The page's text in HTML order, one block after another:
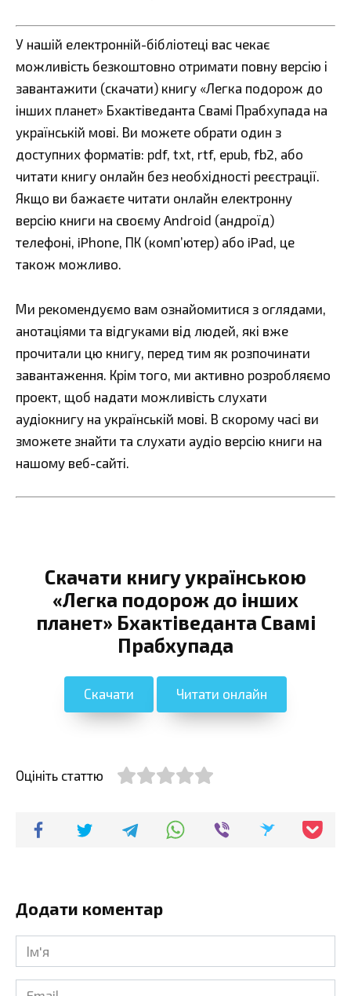
У нашій електронній-бібліотеці вас чекає
можливість безкоштовно отримати повну версію і
завантажити (скачати) книгу «Легка подорож до
інших планет» Бхактіведанта Свамі Прабхупада на
українській мові. Ви можете обрати один з
доступних форматів: pdf, txt, rtf, epub, fb2, або
читати книгу онлайн без необхідності реєстрації.
Якщо ви бажаєте читати онлайн електронну
версію книги на своєму Android (андроїд)
телефоні, iPhone, ПК (комп’ютер) або iPad, це
також можливо.
Ми рекомендуємо вам ознайомитися з оглядами,
анотаціями та відгуками від людей, які вже
прочитали цю книгу, перед тим як розпочинати
завантаження. Крім того, ми активно розробляємо
проект, щоб надати можливість слухати
аудіокнигу на українській мові. В скорому часі ви
зможете знайти та слухати аудіо версію книги на
нашому веб-сайті.
Скачати книгу українською
«Легка подорож до інших
планет» Бхактіведанта Свамі
Прабхупада
Скачати Читати онлайн
Оцініть статтю
Додати коментар
Ім'я
Email